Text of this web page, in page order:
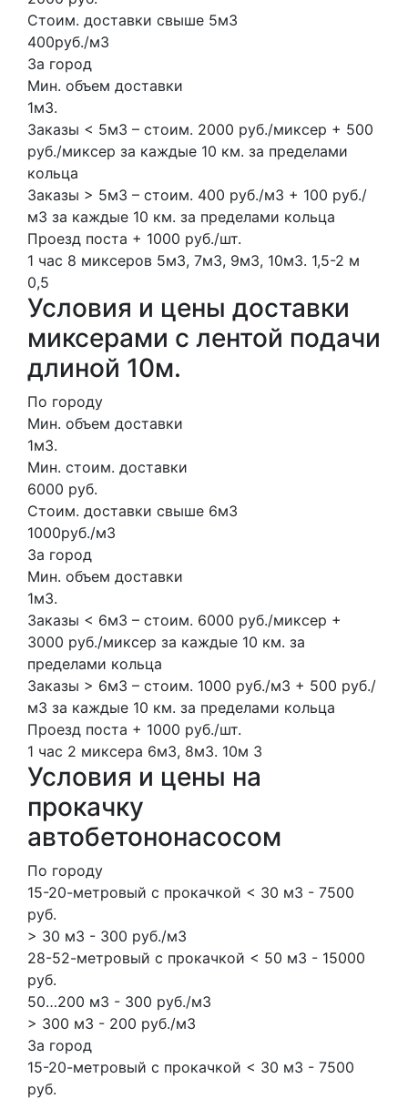
Стоим. доставки свыше 5м3
400руб./м3
За город
Мин. объем доставки
1м3.
Заказы < 5м3 – стоим. 2000 руб./миксер + 500
руб./миксер за каждые 10 км. за пределами
кольца
Заказы > 5м3 – стоим. 400 руб./м3 + 100 руб./
м3 за каждые 10 км. за пределами кольца
Проезд поста + 1000 руб./шт.
1 час 8 миксеров 5м3, 7м3, 9м3, 10м3. 1,5-2 м
0,5
Условия и цены доставки
миксерами с лентой подачи
длиной 10м.
По городу
Мин. объем доставки
1м3.
Мин. стоим. доставки
6000 руб.
Стоим. доставки свыше 6м3
1000руб./м3
За город
Мин. объем доставки
1м3.
Заказы < 6м3 – стоим. 6000 руб./миксер +
3000 руб./миксер за каждые 10 км. за
пределами кольца
Заказы > 6м3 – стоим. 1000 руб./м3 + 500 руб./
м3 за каждые 10 км. за пределами кольца
Проезд поста + 1000 руб./шт.
1 час 2 миксера 6м3, 8м3. 10м 3
Условия и цены на
прокачку
автобетононасосом
По городу
15-20-метровый с прокачкой < 30 м3 - 7500
руб.
> 30 м3 - 300 руб./м3
28-52-метровый с прокачкой < 50 м3 - 15000
руб.
50…200 м3 - 300 руб./м3
> 300 м3 - 200 руб./м3
За город
15-20-метровый с прокачкой < 30 м3 - 7500
руб.